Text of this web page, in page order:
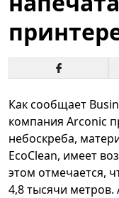
Как сообщает
компания Arconic
небоскреба,
EcoClean, имеет
этом отмечается,
4,8 тысячи